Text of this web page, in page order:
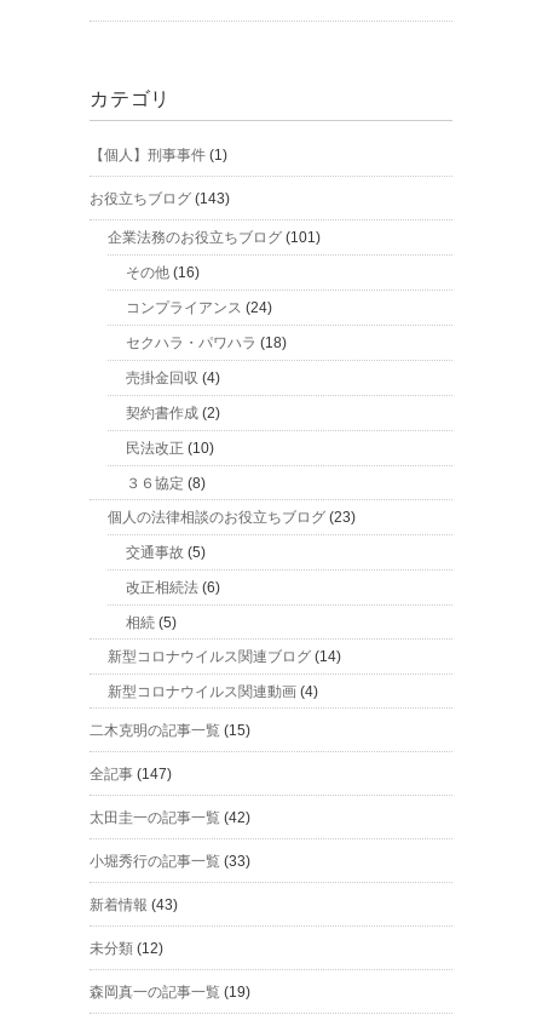
カテゴリ
【個人】刑事事件 (1)
お役立ちブログ (143)
企業法務のお役立ちブログ (101)
その他 (16)
コンプライアンス (24)
セクハラ・パワハラ (18)
売掛金回収 (4)
契約書作成 (2)
民法改正 (10)
３６協定 (8)
個人の法律相談のお役立ちブログ (23)
交通事故 (5)
改正相続法 (6)
相続 (5)
新型コロナウイルス関連ブログ (14)
新型コロナウイルス関連動画 (4)
二木克明の記事一覧 (15)
全記事 (147)
太田圭一の記事一覧 (42)
小堀秀行の記事一覧 (33)
新着情報 (43)
未分類 (12)
森岡真一の記事一覧 (19)